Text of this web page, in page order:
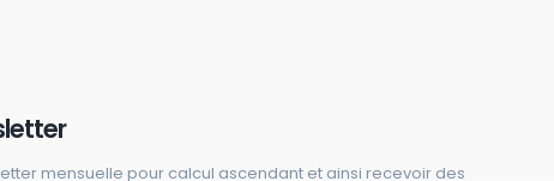
mensuelle pour calcul ascendant et ainsi recevoir des